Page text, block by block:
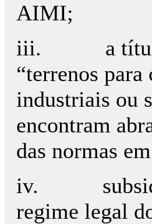
AIMI;
iii.
a
“terrenos
industriais ou
encontram
das normas
iv.
regime legal